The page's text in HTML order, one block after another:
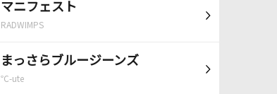
マニフェスト
RADWIMPS
まっさらブルージーンズ
℃-ute